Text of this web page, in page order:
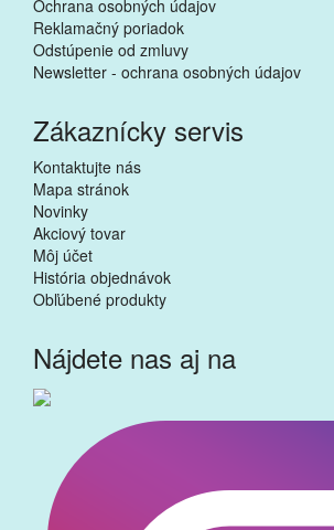
Ochrana osobných údajov
Reklamačný poriadok
Odstúpenie od zmluvy
Newsletter - ochrana osobných údajov
Zákaznícky servis
Kontaktujte nás
Mapa stránok
Novinky
Akciový tovar
Môj účet
História objednávok
Obľúbené produkty
Nájdete nas aj na